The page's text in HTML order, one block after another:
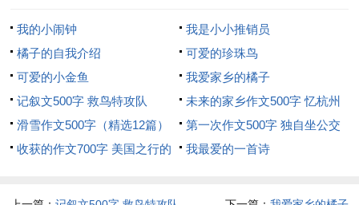
我的小闹钟
我是小小推销员
橘子的自我介绍
可爱的珍珠鸟
可爱的小金鱼
我爱家乡的橘子
记叙文500字 救鸟特攻队
未来的家乡作文500字 忆杭州
滑雪作文500字（精选12篇）
第一次作文500字 独自坐公交
收获的作文700字 美国之行的
我最爱的一首诗